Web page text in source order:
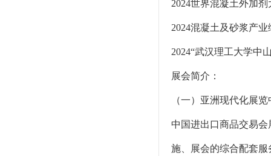
2024世界混凝土外加
2024混凝土及砂浆产
2024“武汉理工大学中
展会简介：
（一）亚洲现代化展
中国进出口商品交易
施、展会的综合配套